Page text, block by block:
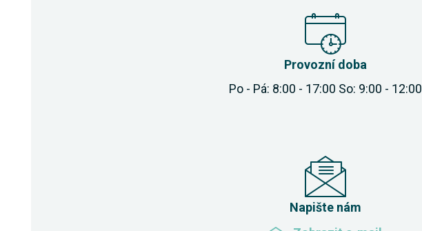
Provozní doba
Po - Pá: 8:00 - 17:00 So: 9:00 - 12:00
Napište nám